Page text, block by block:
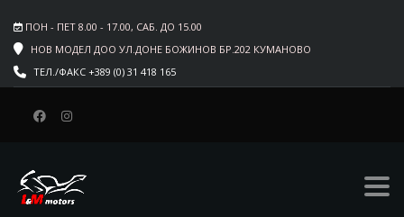
ПОН - ПЕТ 8.00 - 17.00, САБ. ДО 15.00
НОВ МОДЕЛ ДОО УЛ.ДОНЕ БОЖИНОВ БР.202 КУМАНОВО
ТЕЛ./ФАКС +389 (0) 31 418 165